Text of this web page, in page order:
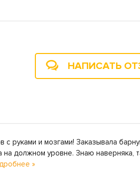
НАПИСАТЬ
руками и мозгами! Заказывала
должном уровне. Знаю наверняка,
»